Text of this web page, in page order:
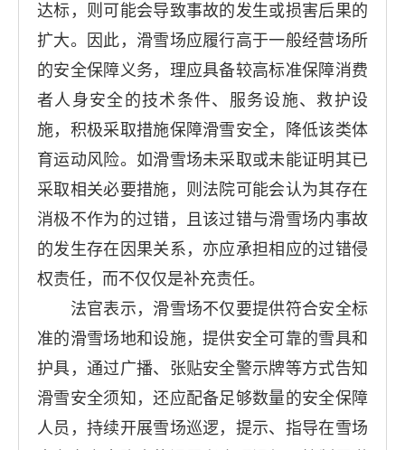
达标，则可能会导致事故的发生或损害后果的
扩大。因此，滑雪场应履行高于一般经营场所
的安全保障义务，理应具备较高标准保障消费
者人身安全的技术条件、服务设施、救护设
施，积极采取措施保障滑雪安全，降低该类体
育运动风险。如滑雪场未采取或未能证明其已
采取相关必要措施，则法院可能会认为其存在
消极不作为的过错，且该过错与滑雪场内事故
的发生存在因果关系，亦应承担相应的过错侵
权责任，而不仅仅是补充责任。
法官表示，滑雪场不仅要提供符合安全标
准的滑雪场地和设施，提供安全可靠的雪具和
护具，通过广播、张贴安全警示牌等方式告知
滑雪安全须知，还应配备足够数量的安全保障
人员，持续开展雪场巡逻，提示、指导在雪场